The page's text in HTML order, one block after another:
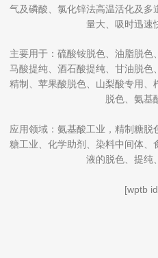
气及磷酸、氯化锌法高温活化及多
量大、吸时迅速
主要用于：硫酸铵脱色、油脂脱
马酸提纯、酒石酸提纯、甘油脱色
精制、苹果酸脱色、山梨酸专用
脱色、氨基
应用领域：氨基酸工业，精制糖
糖工业、化学助剂、染料中间体、
液的脱色、提纯
[wptb